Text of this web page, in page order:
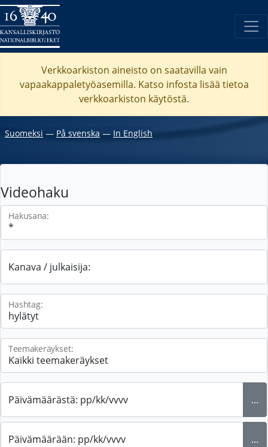
Verkkoarkiston aineisto on saatavilla vain
vapaakappaletyöasemilla. Katso infosta lisää tietoa
verkkoarkiston käytöstä.
Suomeksi ― På svenska ― In English
Videohaku
Hakusana:
Kanava / julkaisija:
Hashtag:
Teemakeräykset:
Päivämäärästä: pp/kk/vvvv ...
Päivämäärään: pp/kk/vvvv ...